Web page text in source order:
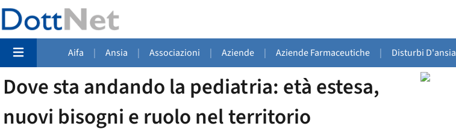
Aifa | Ansia | Associazioni | Aziende | Aziende Farmaceutiche | Disturbi D'ansia
Dove sta andando la pediatria: età estesa,
nuovi bisogni e ruolo nel territorio